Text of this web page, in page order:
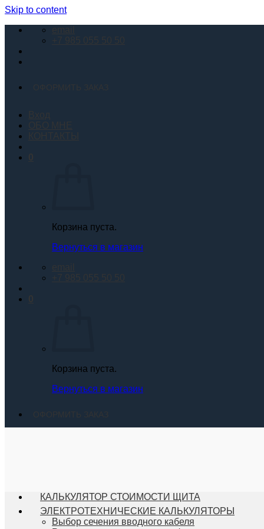
Skip to content
email
+7 985 055 50 50
ОФОРМИТЬ ЗАКАЗ
ОБО МНЕ
КОНТАКТЫ
Корзина пуста.
Вернуться в магазин
email
+7 985 055 50 50
Корзина пуста.
Вернуться в магазин
ОФОРМИТЬ ЗАКАЗ
КАЛЬКУЛЯТОР СТОИМОСТИ ЩИТА
ЭЛЕКТРОТЕХНИЧЕСКИЕ КАЛЬКУЛЯТОРЫ
Выбор сечения вводного кабеля